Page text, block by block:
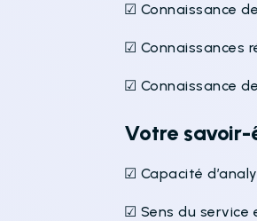
☑ Connaissance
☑ Connaissances
☑ Connaissance
Votre savoir-
☑ Capacité
☑ Sens du